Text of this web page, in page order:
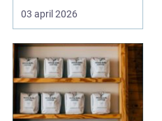
besværlig og en ov...
03 april 2026